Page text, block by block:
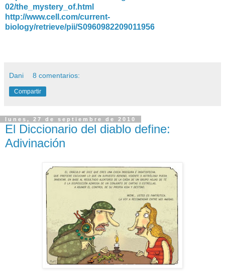
02/the_mystery_of.html
http://www.cell.com/current-
biology/retrieve/pii/S0960982209011956
Dani 8 comentarios:
Compartir
lunes, 27 de septiembre de 2010
El Diccionario del diablo define:
Adivinación